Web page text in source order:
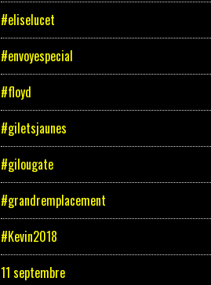
#eliselucet
#envoyespecial
#floyd
#giletsjaunes
#gilougate
#grandremplacement
#Kevin2018
11 septembre